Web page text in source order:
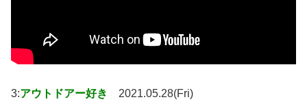
3:アウトドアー好き 2021.05.28(Fri)